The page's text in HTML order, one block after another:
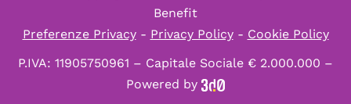
Benefit
Preferenze Privacy- Privacy Policy- Cookie Policy
P.IVA: 11905750961 – Capitale Sociale € 2.000.000 –
Powered by